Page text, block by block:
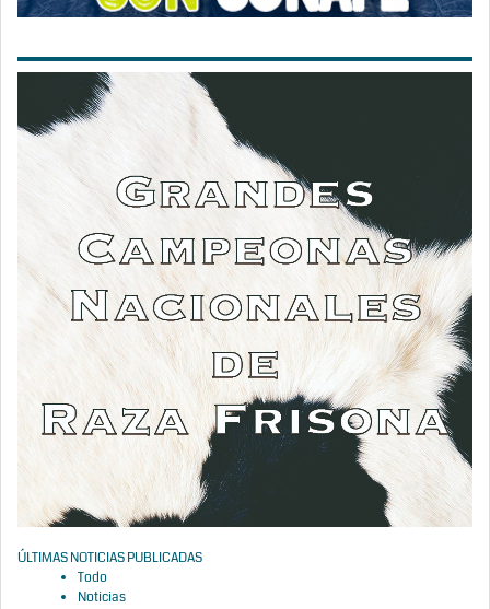
ÚLTIMAS NOTICIAS PUBLICADAS
Todo
Noticias